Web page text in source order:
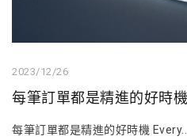
2023/12/26
每筆訂單都是精進的好時
每筆訂單都是精進的好時機